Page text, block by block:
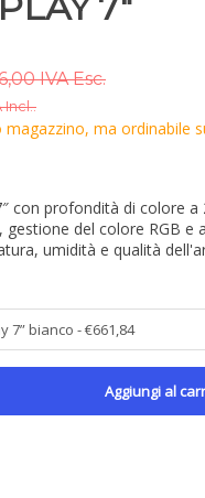
IVA Esc.
Incl..
ma ordinabile
con profondità di colore
del colore RGB e
umidità e qualità
Aggiungi al